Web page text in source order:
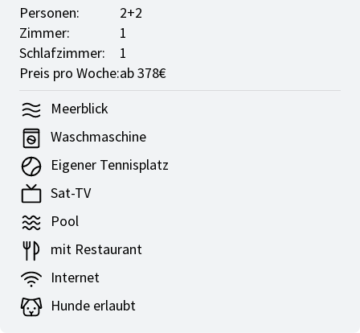
Personen:
2+2
Zimmer:
1
Schlafzimmer:
1
Preis pro Woche:ab 378€
Meerblick
Waschmaschine
Eigener Tennisplatz
Sat-TV
Pool
mit Restaurant
Internet
Hunde erlaubt